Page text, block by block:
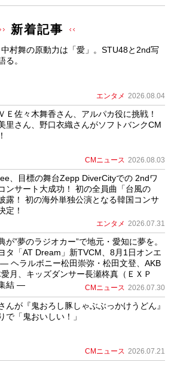
新着記事
村舞の原動力は「愛」。STU48と2nd写
る。
エンタメ 2026.08.04
Ｅ佐々木舞香さん、アルパカ役に挑戦！
里さん、野口衣織さんがソフトバンクCM
CMニュース 2026.08.03
、目標の舞台Zepp DiverCityでの 2ndワ
ンサート大成功！ 初の全員曲「台風の
露！ 初の海外単独公演となる韓国コンサ
定！
エンタメ 2026.07.31
が”夢のラジオカー”で地元・愛知に夢を。
タ「AT Dream」新TVCM、8月1日オンエ
ヘラルボニー松田崇弥・松田文登、AKB
月、キッズダンサー長瀬柊真（ＥＸＰ
結 ―
CMニュース 2026.07.30
んが『鬼おろし豚しゃぶぶっかけうどん』
で「鬼おいしい！」
CMニュース 2026.07.21